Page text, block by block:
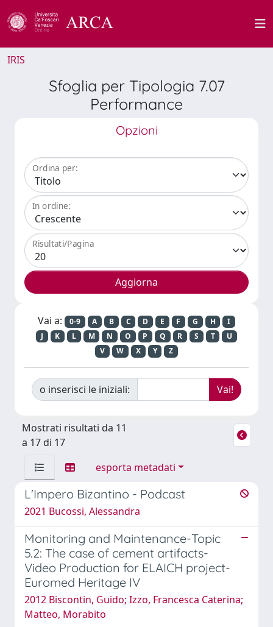
IRIS
Sfoglia per Tipologia 7.07
Performance
Opzioni
Ordina per:
In ordine:
Risultati/Pagina
Vai a: 0-9 A B C D E F G H
I
J
K L M N O P Q R S T
U
V
W X Y Z
o inserisci le iniziali:
Mostrati risultati da 11
a 17 di 17
esporta metadati
L'Impero Bizantino - Podcast
2021 Bucossi, Alessandra
Monitoring and Maintenance-Topic
5.2: The case of cement artifacts-
Video Production for ELAICH project-
Euromed Heritage IV
2012 Biscontin, Guido; Izzo, Francesca Caterina;
Matteo, Morabito